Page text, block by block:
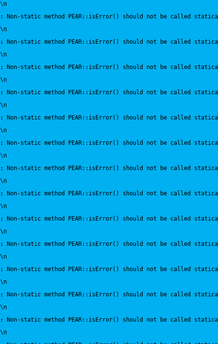
\n
:
Non-static method PEAR::isError() should not be called
\n
:
Non-static method PEAR::isError() should not be called
\n
:
Non-static method PEAR::isError() should not be called
\n
:
Non-static method PEAR::isError() should not be called
\n
:
Non-static method PEAR::isError() should not be called
\n
:
Non-static method PEAR::isError() should not be called
\n
:
Non-static method PEAR::isError() should not be called
\n
:
Non-static method PEAR::isError() should not be called
\n
:
Non-static method PEAR::isError() should not be called
\n
:
Non-static method PEAR::isError() should not be called
\n
:
Non-static method PEAR::isError() should not be called
\n
:
Non-static method PEAR::isError() should not be called
\n
:
Non-static method PEAR::isError() should not be called
\n